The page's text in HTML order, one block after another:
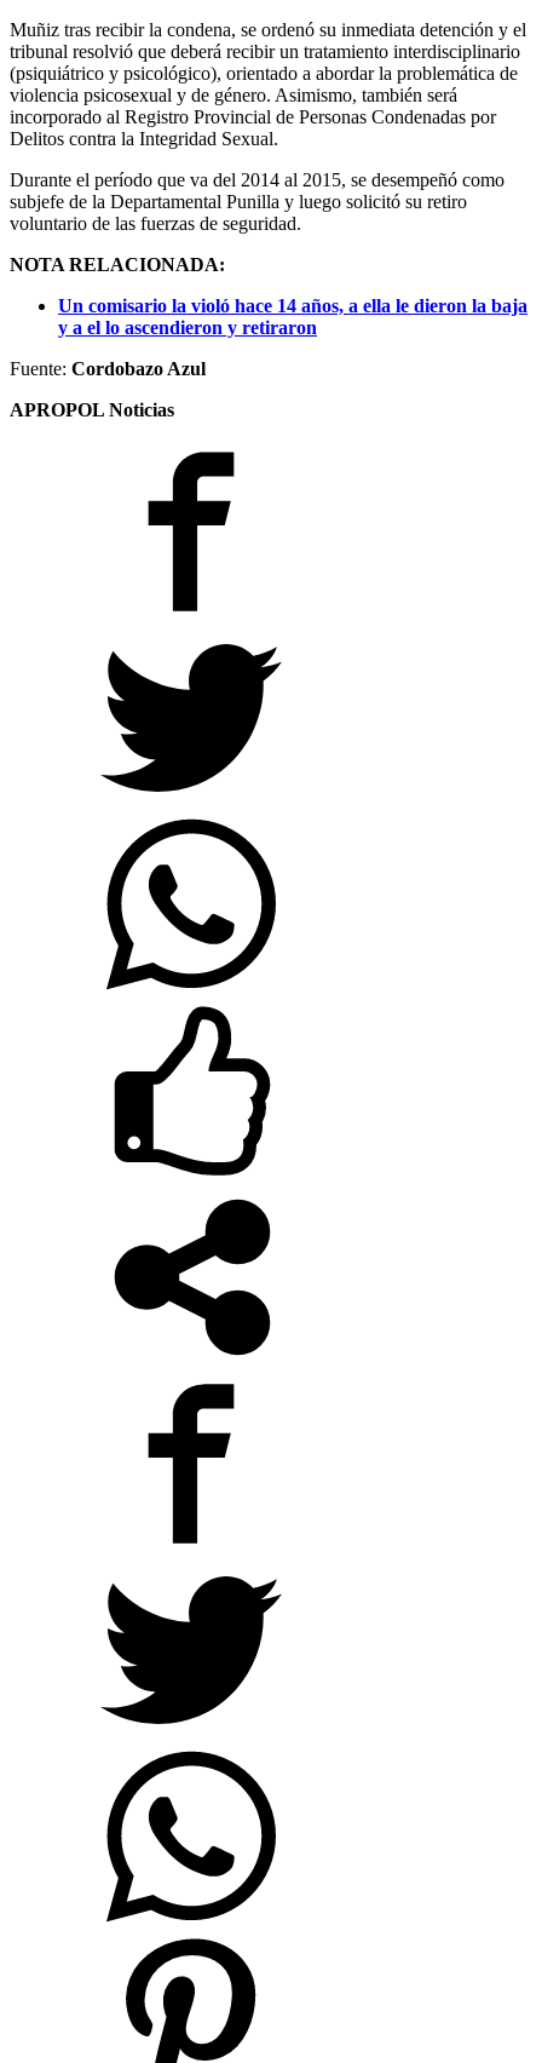
Muñiz tras recibir la condena, se ordenó su inmediata detención y el
tribunal resolvió que deberá recibir un tratamiento interdisciplinario
(psiquiátrico y psicológico), orientado a abordar la problemática de
violencia psicosexual y de género. Asimismo, también será
incorporado al Registro Provincial de Personas Condenadas por
Delitos contra la Integridad Sexual.
Durante el período que va del 2014 al 2015, se desempeñó como
subjefe de la Departamental Punilla y luego solicitó su retiro
voluntario de las fuerzas de seguridad.
NOTA RELACIONADA:
Un comisario la violó hace 14 años, a ella le dieron la baja
y a el lo ascendieron y retiraron
Fuente: Cordobazo Azul
APROPOL Noticias